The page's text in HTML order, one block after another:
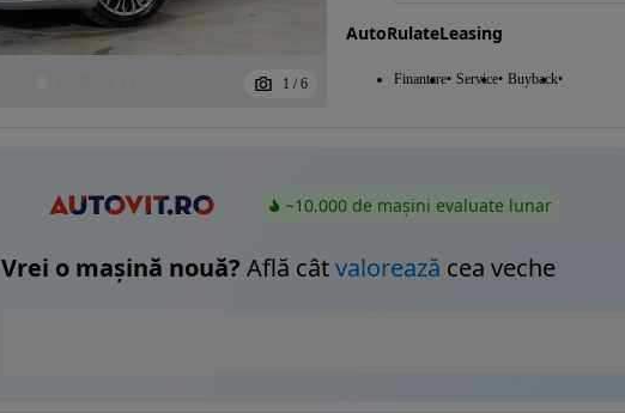
1 / 6
AutoRulateLeasing
Finantare Service Buyback
~10.000 de mașini evaluate lunar
Vrei o mașină nouă? Află câtvalorează cea veche